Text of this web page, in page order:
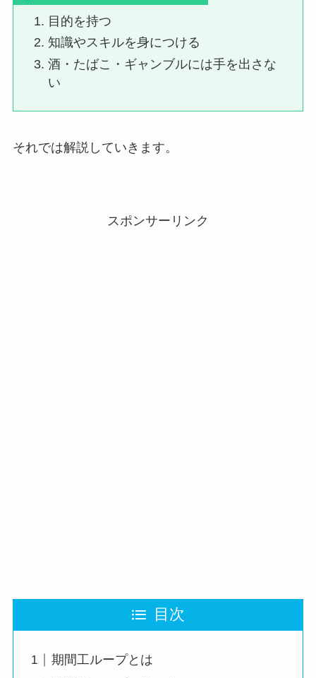
目的を持つ
知識やスキルを身につける
酒・たばこ・ギャンブルには手を出さな
い
それでは解説していきます。
スポンサーリンク
目次
期間工ループとは